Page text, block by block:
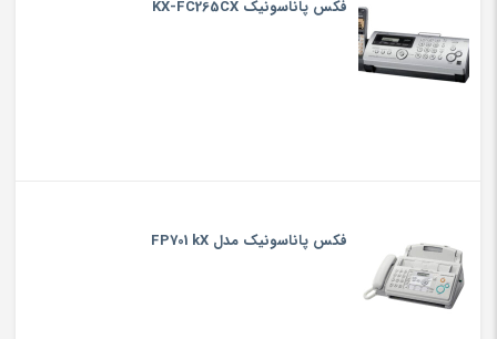
فکس پاناسونیک KX-FC265CX
فکس پاناسونیک مدل FP701 kX